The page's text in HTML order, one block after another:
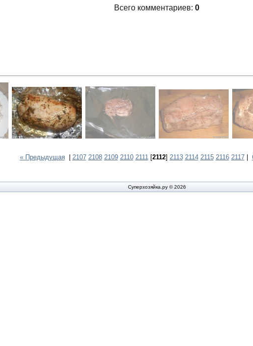
Всего комментариев: 0
« Предыдущая| 2107 2108 2109 2110 2111[2112] 2113 2114 2115 2116 2117|
Суперхозяйка.ру © 2026